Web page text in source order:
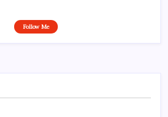
Follow Me